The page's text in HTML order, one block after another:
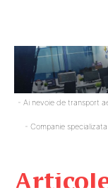
- Ai nevoie de transport
- Companie